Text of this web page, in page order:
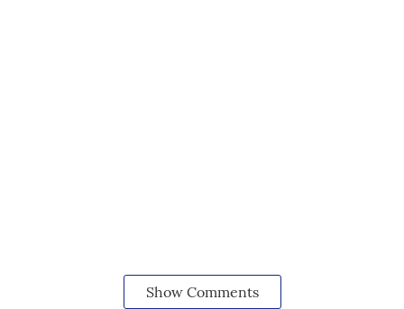
Show Comments